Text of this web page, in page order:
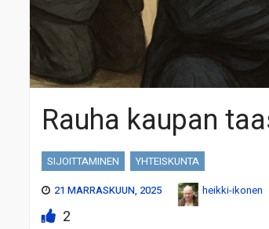
Rauha kaupan
SIJOITTAMINEN
YHTEISKUNTA
21 MARRASKUUN, 2025
heikki-ikonen
2